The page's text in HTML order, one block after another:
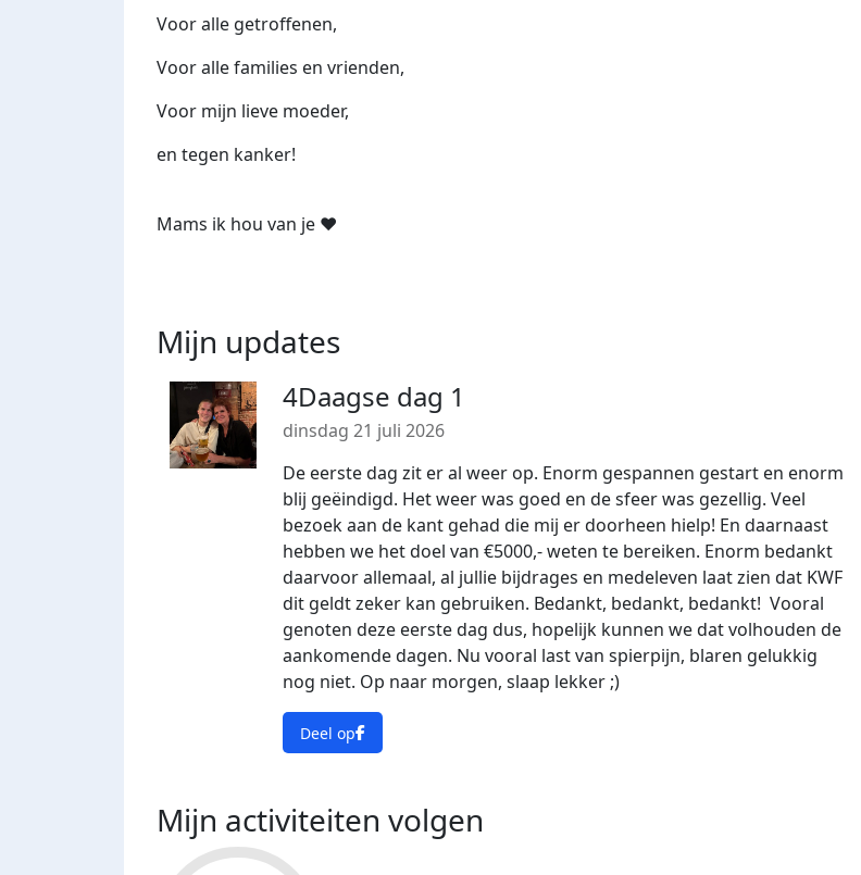
Voor alle getroffenen,
Voor alle families en vrienden,
Voor mijn lieve moeder,
en tegen kanker!
Mams ik hou van je ❤️
Mijn updates
4Daagse dag 1
dinsdag 21 juli 2026
De eerste dag zit er al weer op. Enorm gespannen gestart en enorm
blij geëindigd. Het weer was goed en de sfeer was gezellig. Veel
bezoek aan de kant gehad die mij er doorheen hielp! En daarnaast
hebben we het doel van €5000,- weten te bereiken. Enorm bedankt
daarvoor allemaal, al jullie bijdrages en medeleven laat zien dat KWF
dit geldt zeker kan gebruiken. Bedankt, bedankt, bedankt! Vooral
genoten deze eerste dag dus, hopelijk kunnen we dat volhouden de
aankomende dagen. Nu vooral last van spierpijn, blaren gelukkig
nog niet. Op naar morgen, slaap lekker ;)
Deel op
Mijn activiteiten volgen